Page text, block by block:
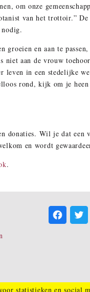
statistieken en social
om onze
van het trottoir.” De
groeien en aan te
niet aan de vrouw
leven in een stedelijke
rond, kijk om je
Wil je dat
en wordt
.